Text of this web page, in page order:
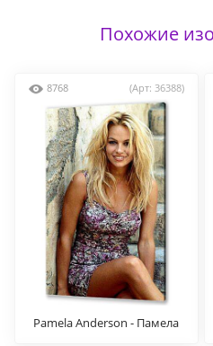
Похожие
8768 (Арт: 36388)
Pamela Anderson - Памела